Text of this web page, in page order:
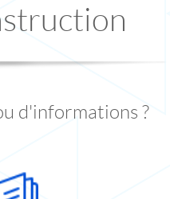
d'informations ?